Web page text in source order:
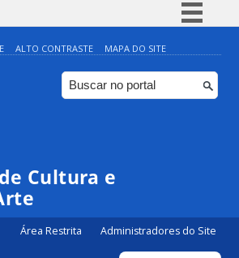
Simplifique!
Comunica BR
Participe
ALTO CONTRASTE MAPA DO SITE
Cultura e
Área Restrita Administradores do Site